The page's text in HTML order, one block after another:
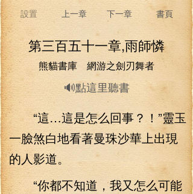
設置 上一章 下一章 書頁
第三百五十一章,雨師憐
熊貓書庫 網游之劍刃舞者
🔊點這里聽書
“這…這是怎么回事？！”靈玉
一臉煞白地看著曼珠沙華上出現
的人影道。
“你都不知道，我又怎么可能